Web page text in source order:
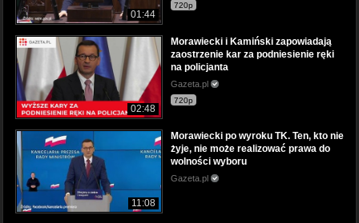
01:44
720p
02:48
Morawiecki i Kamiński zapowiadają
zaostrzenie kar za podniesienie ręki
na policjanta
Gazeta.pl
720p
11:08
Morawiecki po wyroku TK. Ten, kto nie
żyje, nie może realizować prawa do
wolności wyboru
Gazeta.pl